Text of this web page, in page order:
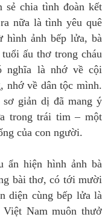
chia tình đoàn kết
nữa là tình yêu quê
hình ảnh bếp lửa, bà
ấu thơ trong cháu
nghĩa là nhớ về cội
nhớ về dân tộc mình.
giản dị đã mang ý
trong trái tim – một
của con người.
ẩn hiện hình ảnh bà
bài thơ, có tới mười
diện cùng bếp lửa là
Nam muôn thưở